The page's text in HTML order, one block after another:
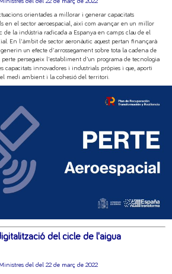
orientades a millorar i generar capacitats
en el sector aeroespacial, així com avançar en un millor
de la indústria radicada a Espanya en camps clau de el
En l'àmbit de sector aeronàutic aquest pertan finançarà
un efecte d'arrossegament sobre tota la cadena de
perte persegueix l'establiment d'un programa de tecnologia
capacitats innovadores i industrials pròpies i que, aporti
medi ambient i la cohesió del territori.
del cicle de l'aigua
del del 22 de març de 2022